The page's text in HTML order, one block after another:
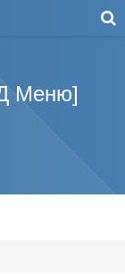
Меню]